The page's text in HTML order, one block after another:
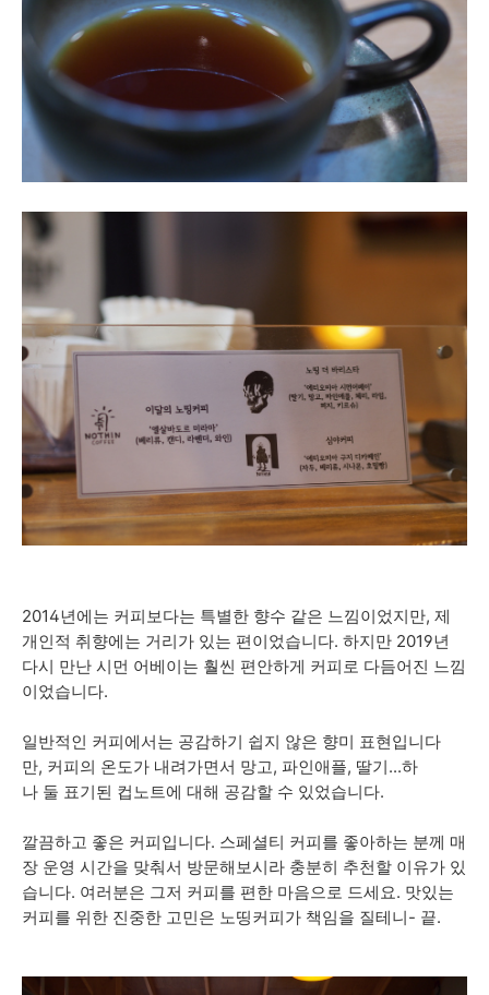
2014년에는 커피보다는 특별한 향수 같은 느낌이었지만, 제
개인적 취향에는 거리가 있는 편이었습니다. 하지만 2019년
다시 만난 시먼 어베이는 훨씬 편안하게 커피로 다듬어진 느낌
이었습니다.
일반적인 커피에서는 공감하기 쉽지 않은 향미 표현입니다
만, 커피의 온도가 내려가면서 망고, 파인애플, 딸기...하
나 둘 표기된 컵노트에 대해 공감할 수 있었습니다.
깔끔하고 좋은 커피입니다. 스페셜티 커피를 좋아하는 분께 매
장 운영 시간을 맞춰서 방문해보시라 충분히 추천할 이유가 있
습니다. 여러분은 그저 커피를 편한 마음으로 드세요. 맛있는
커피를 위한 진중한 고민은 노띵커피가 책임을 질테니- 끝.